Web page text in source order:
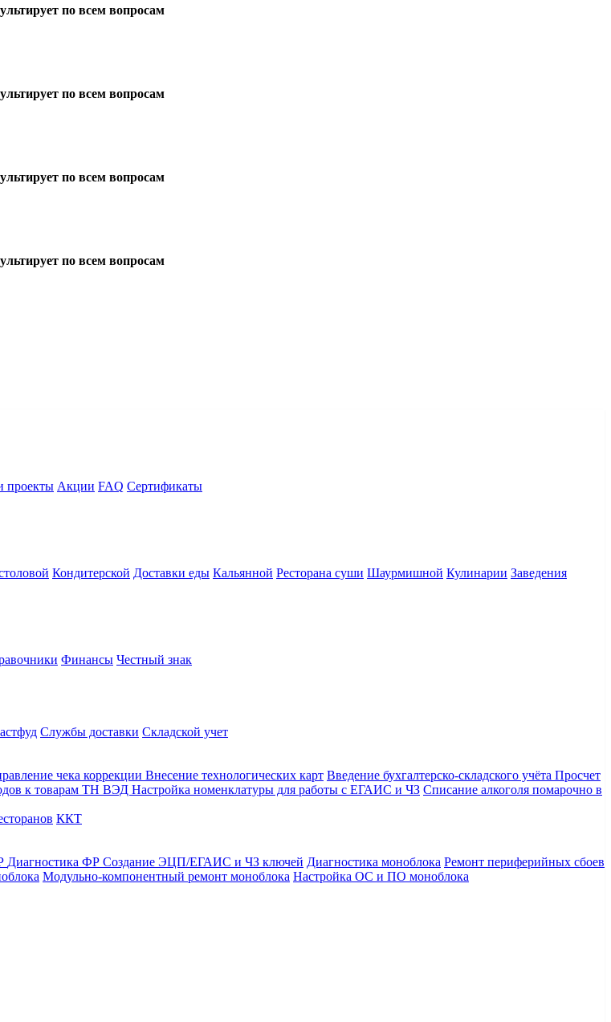
по всем вопросам
по всем вопросам
по всем вопросам
по всем вопросам
проекты Акции FAQ Сертификаты
Кондитерской Доставки еды Кальянной Ресторана суши Шаурмишной Кулинарии Заведения
Финансы Честный знак
Службы доставки Складской учет
чека коррекции Внесение технологических карт Введение бухгалтерско-складского учёта Просчет
к товарам ТН ВЭД Настройка номенклатуры для работы с ЕГАИС и ЧЗ Списание алкоголя помарочно в
ККТ
Диагностика ФР Создание ЭЦП/ЕГАИС и ЧЗ ключей Диагностика моноблока Ремонт периферийных сбоев
Модульно-компонентный ремонт моноблока Настройка ОС и ПО моноблока